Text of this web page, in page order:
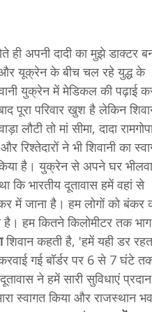
ही अपनी दादी का मुझे डाक्टर
यूक्रेन के बीच चल रहे युद्ध के
युक्रेन में मेडिकल की पढ़ाई
पूरा परिवार खुश है लेकिन
लौटी तो मां सीमा, दादा
ने भी शिवानी का
है। युक्रेन से अपने घर
कि भारतीय दूतावास हमें वहां से
जाना है। हम लोगों को बंकर
हम कितने किलोमीटर तक भाग
शिवान कहती है, 'हमें यही डर
गई बॉर्डर पर 6 से 7 घंटे
ने हमें सारी सुविधाएं
स्‍वागत किया और राजस्‍थान